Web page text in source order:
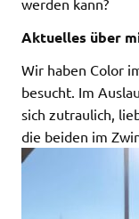
werden kann?
Aktuelles über
Wir haben Color
besucht. Im
sich zutraulich,
die beiden im